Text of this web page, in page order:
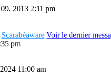
2013 2:11 pm
Scarabéaware Voir le dernier
pm
11:00 am